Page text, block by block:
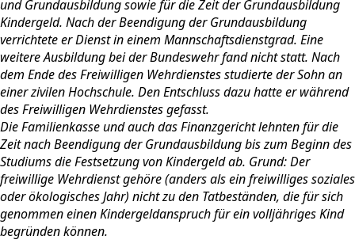
und Grundausbildung sowie für die Zeit der Grundausbildung
Kindergeld. Nach der Beendigung der Grundausbildung
verrichtete er Dienst in einem Mannschaftsdienstgrad. Eine
weitere Ausbildung bei der Bundeswehr fand nicht statt. Nach
dem Ende des Freiwilligen Wehrdienstes studierte der Sohn an
einer zivilen Hochschule. Den Entschluss dazu hatte er während
des Freiwilligen Wehrdienstes gefasst.
Die Familienkasse und auch das Finanzgericht lehnten für die
Zeit nach Beendigung der Grundausbildung bis zum Beginn des
Studiums die Festsetzung von Kindergeld ab. Grund: Der
freiwillige Wehrdienst gehöre (anders als ein freiwilliges soziales
oder ökologisches Jahr) nicht zu den Tatbeständen, die für sich
genommen einen Kindergeldanspruch für ein volljähriges Kind
begründen können.